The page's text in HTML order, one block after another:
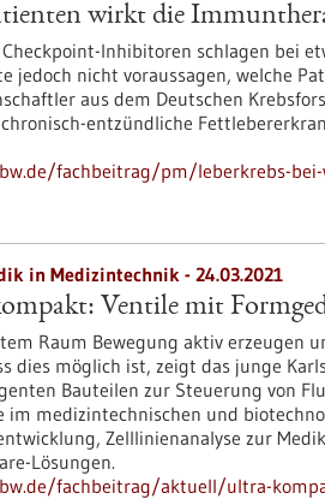
wirkt die
Inhibitoren schlagen bei
jedoch nicht voraussagen, welche
aus dem Deutschen
entzündliche
fachbeitrag/pm/leberkrebs-
in Medizintechnik - 24.03.2021
Ventile mit
Raum Bewegung aktiv erzeugen
dies möglich ist, zeigt das junge
Bauteilen zur Steuerung von
im medizintechnischen und
Zelllinienanalyse zur
Lösungen.
fachbeitrag/aktuell/ultra-